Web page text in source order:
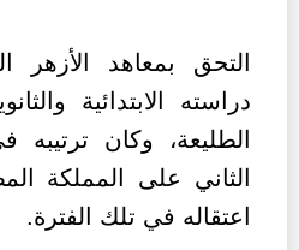
التحق بمعاهد الأزهر
دراسته الابتدائية
الطليعة، وكان ترتيبه
الثاني على المملكة
اعتقاله في تلك الفترة.